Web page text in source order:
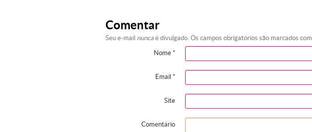
Comentar
Seu e-mail nunca é divulgado. Os campos obrigatórios são marcados com
Nome *
Email *
Site
Comentário